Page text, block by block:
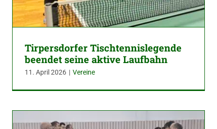
Tirpersdorfer Tischtennislegende
beendet seine aktive Laufbahn
11. April 2026 | Vereine